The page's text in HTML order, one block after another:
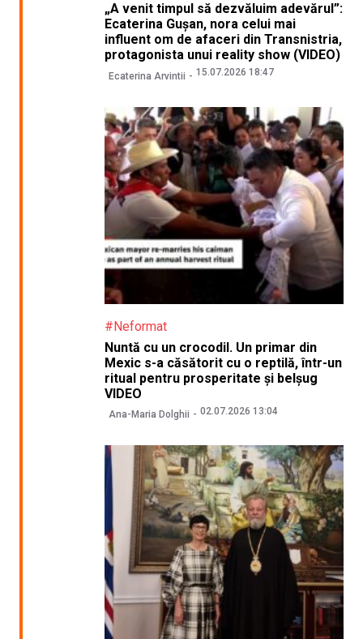
„A venit timpul să dezvăluim adevărul”:
Ecaterina Gușan, nora celui mai
influent om de afaceri din Transnistria,
protagonista unui reality show (VIDEO)
Ecaterina Arvintii 15.07.2026 18:47
#Neformat
Nuntă cu un crocodil. Un primar din
Mexic s-a căsătorit cu o reptilă, într-un
ritual pentru prosperitate și belșug
VIDEO
Ana-Maria Dolghii 02.07.2026 13:04